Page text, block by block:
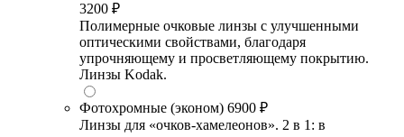
3200 ₽
Полимерные очковые линзы с улучшенными
оптическими свойствами, благодаря
упрочняющему и просветляющему покрытию.
Линзы Kodak.
Фотохромные (эконом) 6900 ₽
Линзы для «очков-хамелеонов». 2 в 1: в